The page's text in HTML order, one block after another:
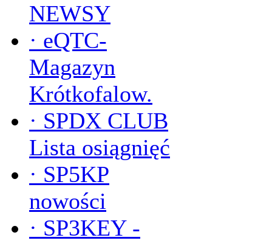
NEWSY
· eQTC-
Magazyn
Krótkofalow.
· SPDX CLUB
Lista osiągnięć
· SP5KP
nowości
· SP3KEY -